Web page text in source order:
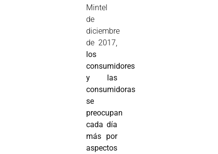
Mintel
de
diciembre
de 2017,
los
consumidores
y las
consumidoras
se
preocupan
cada día
más por
aspectos